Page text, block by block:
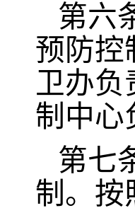
第六
预防控
卫办负
制中心
第七
制。按